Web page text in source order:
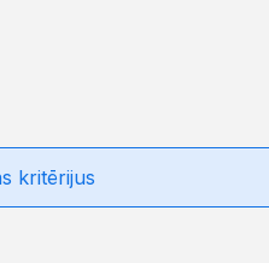
kritērijus